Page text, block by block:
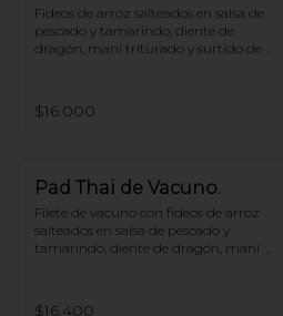
Fideos de arroz salteados en salsa de
pescado y tamarindo, diente de
dragón, maní triturado y surtido de
$16.000
Pad Thai de Vacuno.
Filete de vacuno con fideos de arroz
salteados en salsa de pescado y
tamarindo, diente de dragón, maní
$16.400